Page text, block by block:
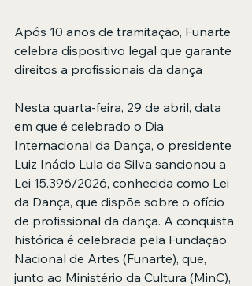
Após 10 anos de tramitação, Funarte
celebra dispositivo legal que garante
direitos a profissionais da dança
Nesta quarta-feira, 29 de abril, data
em que é celebrado o Dia
Internacional da Dança, o presidente
Luiz Inácio Lula da Silva sancionou a
Lei 15.396/2026, conhecida como Lei
da Dança, que dispõe sobre o ofício
de profissional da dança. A conquista
histórica é celebrada pela Fundação
Nacional de Artes (Funarte), que,
junto ao Ministério da Cultura (MinC),